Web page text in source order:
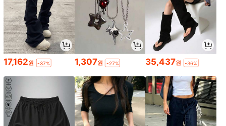
17,162원 -37% 1,307원 -27% 35,437원 -36%